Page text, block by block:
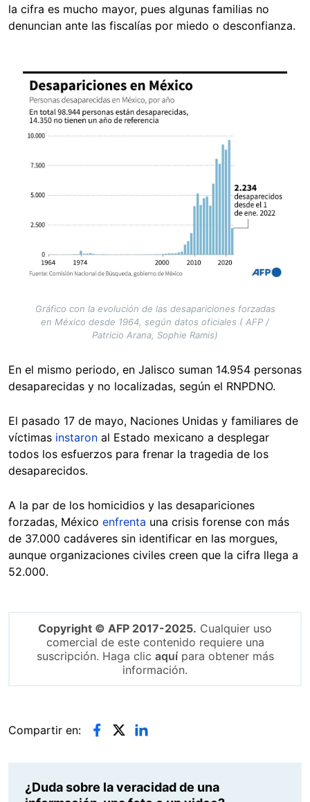
la cifra es mucho mayor, pues algunas familias no
denuncian ante las fiscalías por miedo o desconfianza.
Image
Gráfico con la evolución de las desapariciones forzadas
en México desde 1964, según datos oficiales ( AFP /
Patricio Arana, Sophie Ramis)
En el mismo periodo, en Jalisco suman 14.954 personas
desaparecidas y no localizadas, según el RNPDNO.
El pasado 17 de mayo, Naciones Unidas y familiares de
víctimas instaron al Estado mexicano a desplegar
todos los esfuerzos para frenar la tragedia de los
desaparecidos.
A la par de los homicidios y las desapariciones
forzadas, México enfrenta una crisis forense con más
de 37.000 cadáveres sin identificar en las morgues,
aunque organizaciones civiles creen que la cifra llega a
52.000.
Copyright © AFP 2017-2025. Cualquier uso
comercial de este contenido requiere una
suscripción. Haga clic aquípara obtener más
información.
Compartir en:
¿Duda sobre la veracidad de una